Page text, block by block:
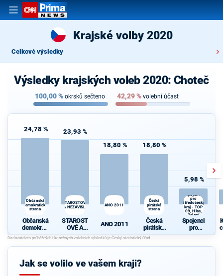
Krajské volby 2020
Celkové výsledky
Výsledky krajských voleb 2020: Choteč
100,00% okrsků sečteno 42,29% volební účast
24,78 %
Občanská
demokratická
strana
Občanská
demokrati
cká strana
23,93 %
STAROSTOVÉ
A NEZÁVISLÍ
STAROST
OVÉ A
NEZÁVISL
Í
18,80 %
ANO 2011
ANO 2011
18,80 %
Česká
pirátská
strana
Česká
pirátská
strana
5,98 %
Spojenci
pro
Středočeský
kraj - TOP
09, Hlas,
Zelení
Spojenci
pro
Středočes
TOP 09,
Jak se volilo ve vašem kraji?